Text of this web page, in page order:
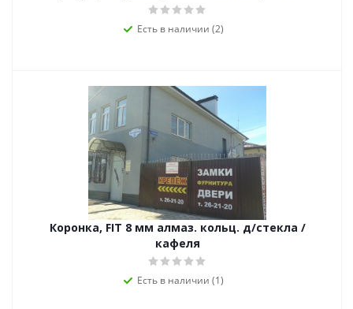
Есть в наличии (2)
Коронка, FIT 8 мм алмаз. кольц. д/стекла /
кафеля
Есть в наличии (1)